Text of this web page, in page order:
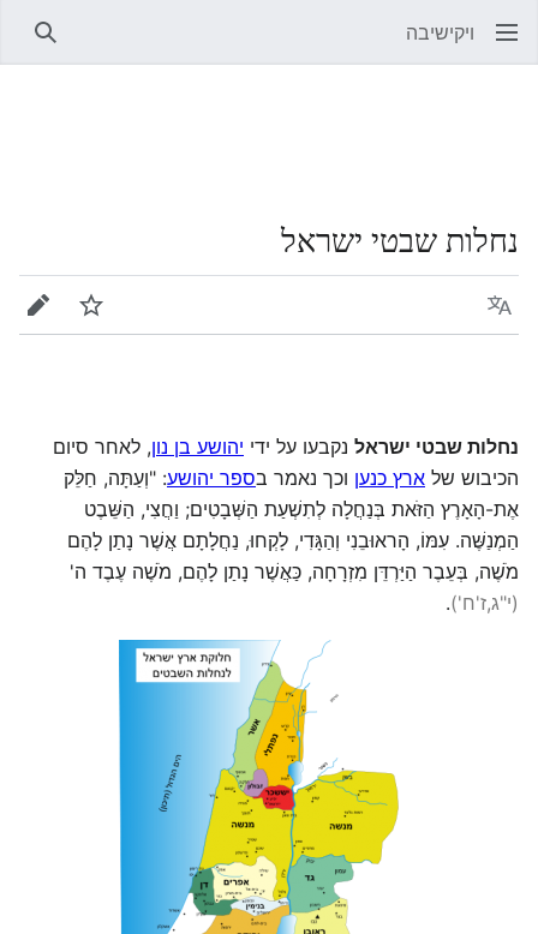
ויקישיבה
נחלות שבטי ישראל
שפה מעקב
נחלות שבטי ישראל נקבעו על ידי יהושע בן נון, לאחר סיום
הכיבוש של ארץ כנען וכך נאמר בספר יהושע: "וְעַתָּה, חַלֵּק
אֶת-הָאָרֶץ הַזֹּאת בְּנַחֲלָה לְתִשְׁעַת הַשְּׁבָטִים; וַחֲצִי, הַשֵּׁבֶט
הַמְנַשֶּׁה. עִמּוֹ, הָראוּבֵנִי וְהַגָּדִי, לָקְחוּ, נַחֲלָתָם אֲשֶׁר נָתַן לָהֶם
מֹשֶׁה, בְּעֵבֶר הַיַּרְדֵּן מִזְרָחָה, כַּאֲשֶׁר נָתַן לָהֶם, מֹשֶׁה עֶבֶד ה'
(י"ג,ז'ח')
.